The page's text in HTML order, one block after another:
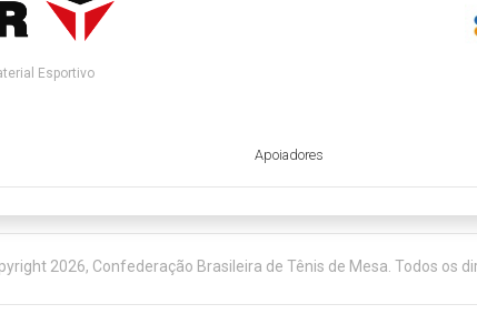
Esportivo
Apoiadores
2026, Confederação Brasileira de Tênis de Mesa. Todos os